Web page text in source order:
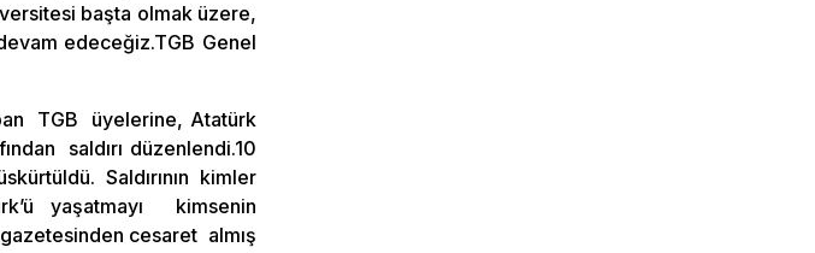
başta olmak üzere,
edeceğiz.TGB Genel
TGB üyelerine, Atatürk
saldırı düzenlendi.10
Saldırının kimler
yaşatmayı kimsenin
cesaret almış